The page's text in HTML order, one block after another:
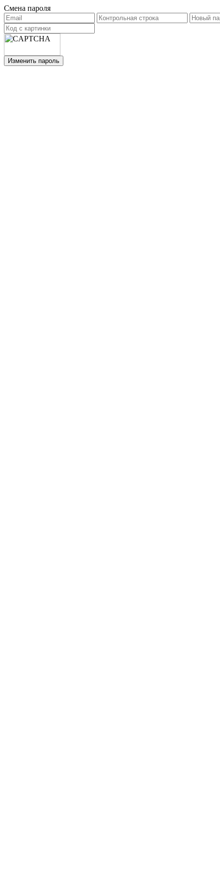
Смена пароля
Изменить пароль